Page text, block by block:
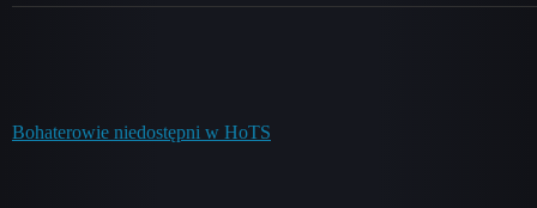
Bohaterowie niedostępni w HoTS